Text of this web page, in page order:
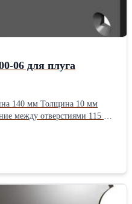
06 для плуга
140 мм Толщина 10 мм
между отверстиями 115 мм